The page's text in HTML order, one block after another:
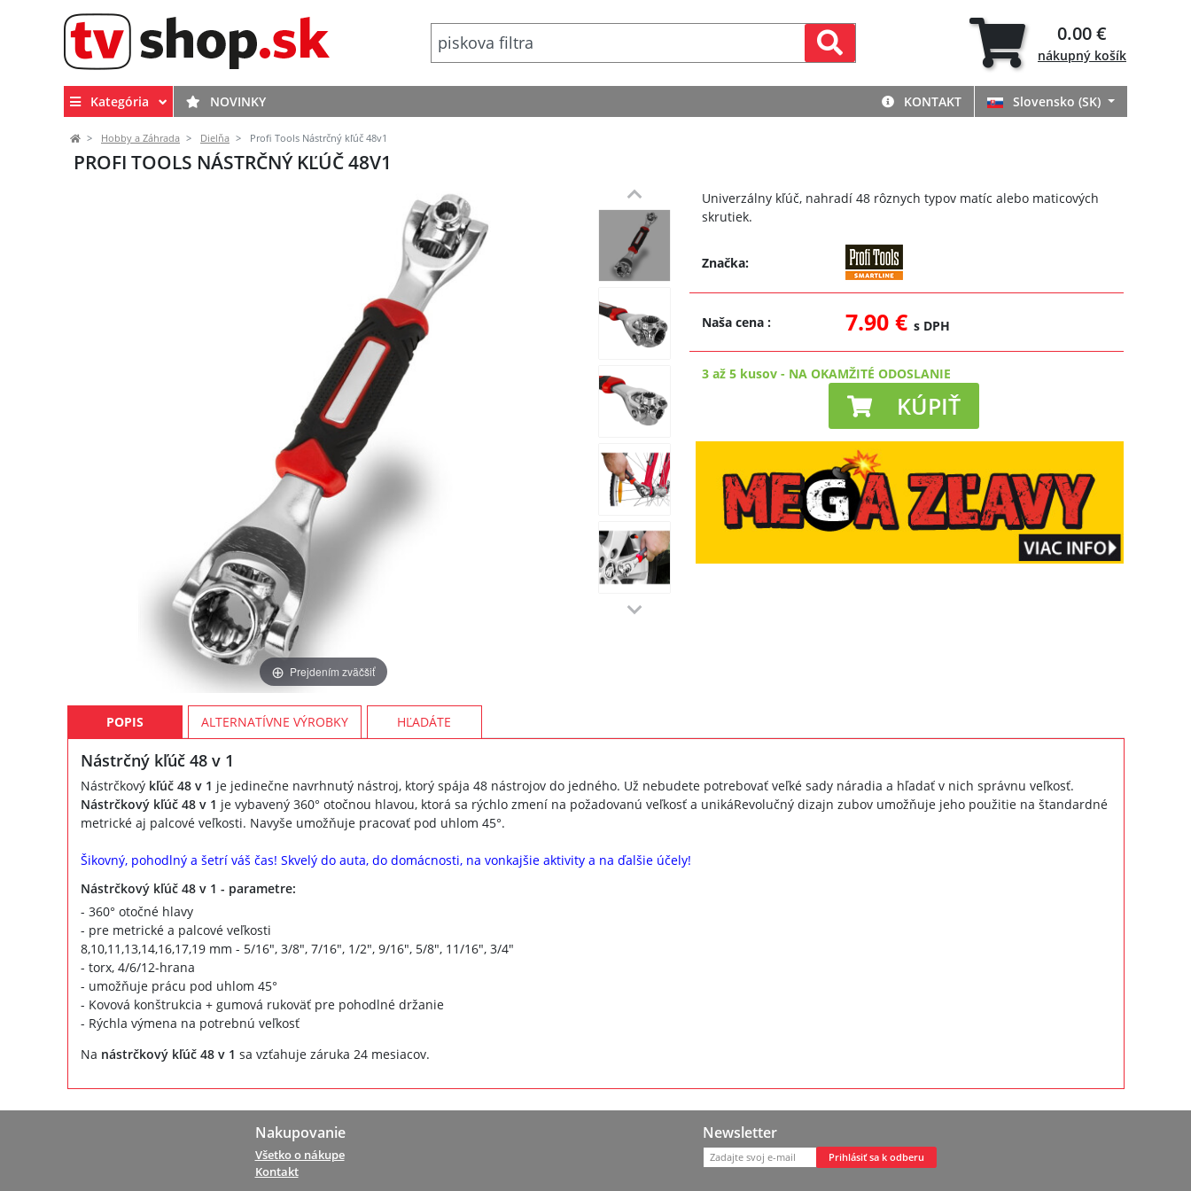
0.00 €
nákupný košík
Kategória NOVINKY KONTAKT Slovensko (SK)
Hobby a Záhrada Dielňa Profi Tools Nástrčný kľúč 48v1
PROFI TOOLS NÁSTRČNÝ KĽÚČ 48V1
Prejdením zväčšiť
Univerzálny kľúč, nahradí 48 rôznych typov matíc alebo maticových
skrutiek.
Značka:
Naša cena: 7.90 €s DPH
3 až 5 kusov - NA OKAMŽITÉ ODOSLANIE
KÚPIŤ
POPIS ALTERNATÍVNE VÝROBKY HĽADÁTE
Nástrčný kľúč 48 v 1
Nástrčkový kľúč 48 v 1 je jedinečne navrhnutý nástroj, ktorý spája 48 nástrojov do jedného. Už nebudete potrebovať veľké sady náradia a hľadať v nich správnu veľkosť.
Nástrčkový kľúč 48 v 1 je vybavený 360° otočnou hlavou, ktorá sa rýchlo zmení na požadovanú veľkosť a unikáRevolučný dizajn zubov umožňuje jeho použitie na štandardné
metrické aj palcové veľkosti. Navyše umožňuje pracovať pod uhlom 45°.
Šikovný, pohodlný a šetrí váš čas! Skvelý do auta, do domácnosti, na vonkajšie aktivity a na ďalšie účely!
Nástrčkový kľúč 48 v 1 - parametre:
- 360° otočné hlavy
- pre metrické a palcové veľkosti
8,10,11,13,14,16,17,19 mm - 5/16", 3/8", 7/16", 1/2", 9/16", 5/8", 11/16", 3/4"
- torx, 4/6/12-hrana
- umožňuje prácu pod uhlom 45°
- Kovová konštrukcia + gumová rukoväť pre pohodlné držanie
- Rýchla výmena na potrebnú veľkosť
Na nástrčkový kľúč 48 v 1 sa vzťahuje záruka 24 mesiacov.
Nakupovanie
Všetko o nákupe
Kontakt
Newsletter
Prihlásiť sa k odberu